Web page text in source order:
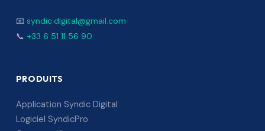
📧 syndic.digital@gmail.com
📞 +33 6 51 11 56 90
PRODUITS
Application Syndic Digital
Logiciel SyndicPro